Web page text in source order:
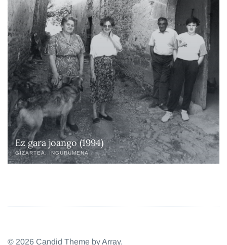
Ez gara joango (1994)
GIZARTEA INGURUMENA
© 2026 Candid Theme byArray.